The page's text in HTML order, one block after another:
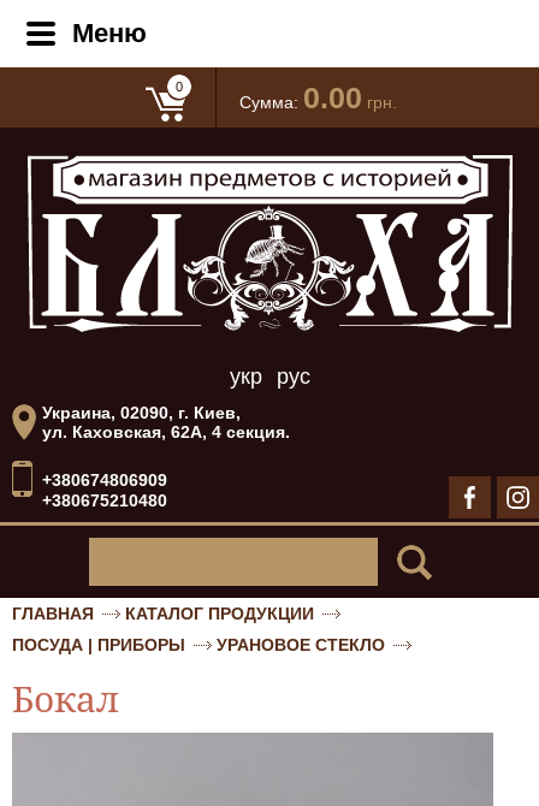
0
Сумма: 0.00 грн.
укр рус
Украина, 02090, г. Киев,
ул. Каховская, 62А, 4 секция.
+380674806909
+380675210480
Меню
ГЛАВНАЯ
КАТАЛОГ ПРОДУКЦИИ
ПОСУДА | ПРИБОРЫ
УРАНОВОЕ СТЕКЛО
Бокал